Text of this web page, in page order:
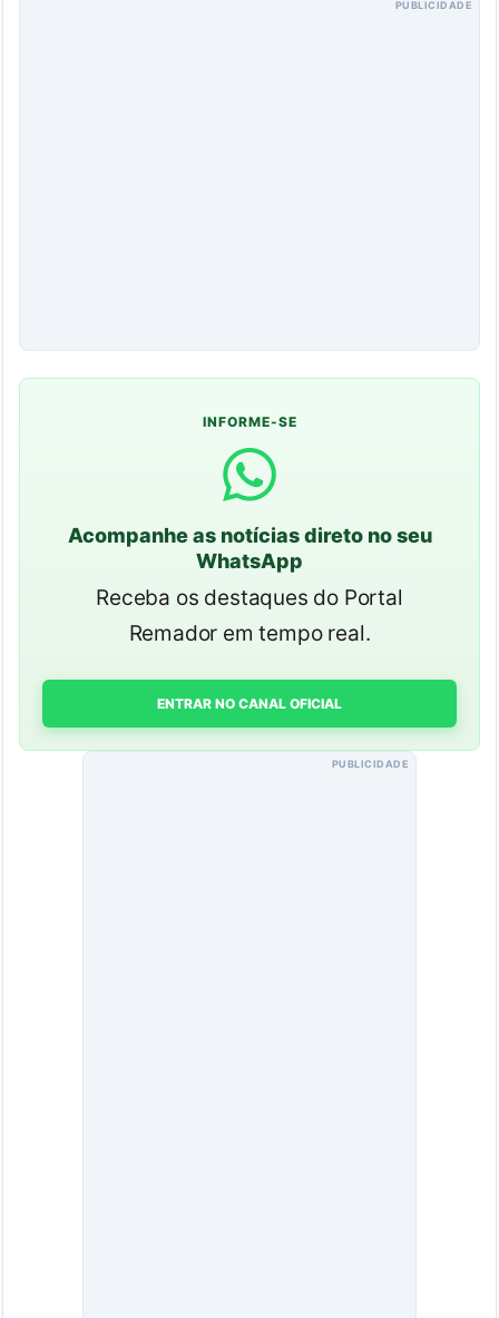
PUBLICIDADE
INFORME-SE
Acompanhe as notícias direto no seu
WhatsApp
Receba os destaques do Portal
Remador em tempo real.
ENTRAR NO CANAL OFICIAL
PUBLICIDADE